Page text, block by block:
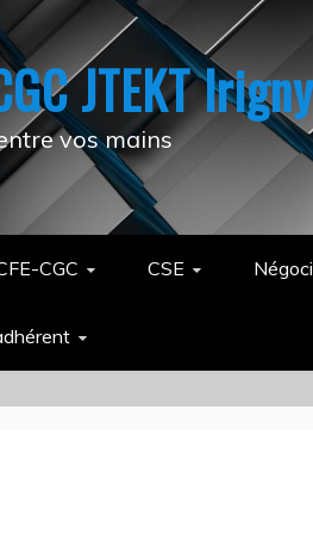
JTEKT Irigny
vos mains
CGC CSE